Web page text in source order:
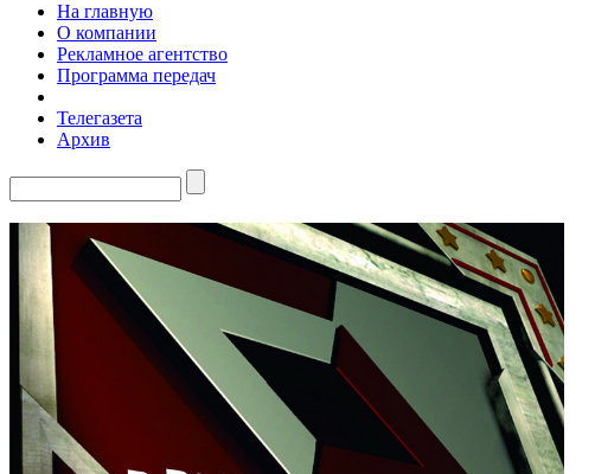
На главную
О компании
Рекламное агентство
Программа передач
Телегазета
Архив